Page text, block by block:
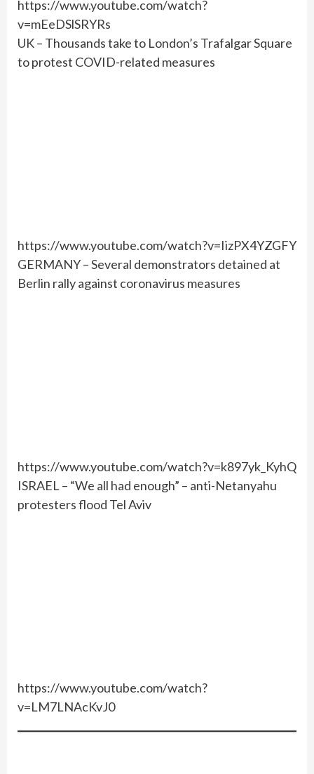
https://www.youtube.com/watch?
v=mEeDSlSRYRs
UK – Thousands take to London’s Trafalgar Square
to protest COVID-related measures
https://www.youtube.com/watch?v=IizPX4YZGFY
GERMANY – Several demonstrators detained at
Berlin rally against coronavirus measures
https://www.youtube.com/watch?v=k897yk_KyhQ
ISRAEL – “We all had enough” – anti-Netanyahu
protesters flood Tel Aviv
https://www.youtube.com/watch?
v=LM7LNAcKvJ0